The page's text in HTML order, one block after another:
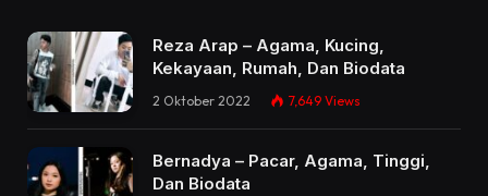
Reza Arap – Agama, Kucing,
Kekayaan, Rumah, Dan Biodata
2 Oktober 2022 7,649 Views
Bernadya – Pacar, Agama, Tinggi,
Dan Biodata